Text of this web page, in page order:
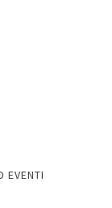
EVENTI